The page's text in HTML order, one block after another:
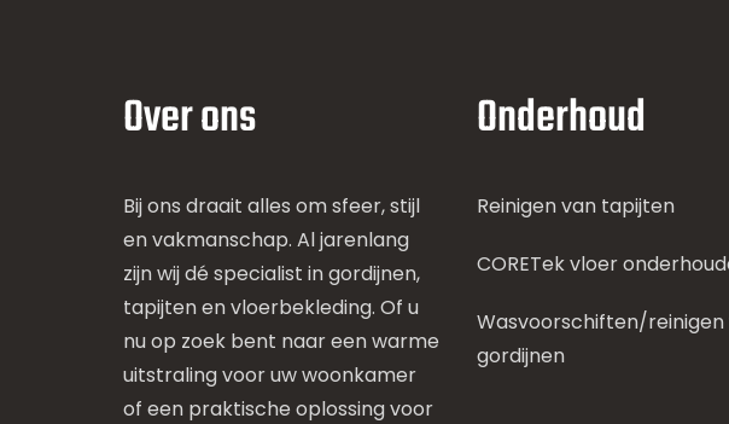
Over ons
Bij ons draait alles om sfeer, stijl
en vakmanschap. Al jarenlang
zijn wij dé specialist in gordijnen,
tapijten en vloerbekleding. Of u
nu op zoek bent naar een warme
uitstraling voor uw woonkamer
of een praktische oplossing voor
Onderhoud
Reinigen van tapijten
CORETek vloer
Wasvoorschiften/reinigen
gordijnen